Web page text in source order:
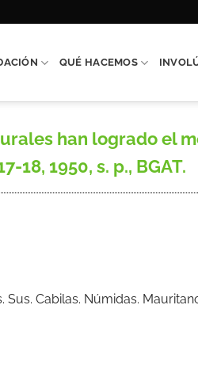
QUÉ HACEMOS
han logrado el
18, 1950, s. p., BGAT.
Sus. Cabilas. Númidas.